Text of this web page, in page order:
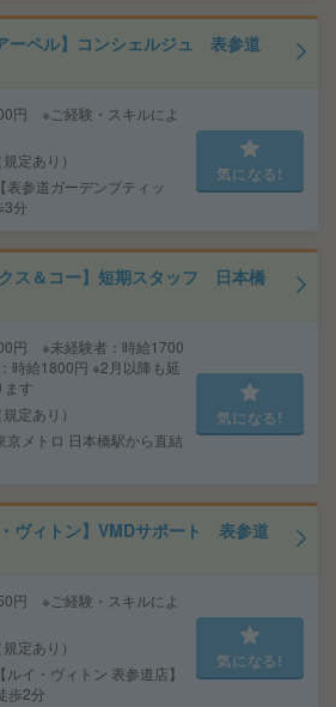
ーペル】コンシェルジュ 表参道
円 ※ご経験・スキルによ
定あり）
参道ガーデンブティッ
3分
気になる!
ス＆コー】短期スタッフ 日本橋
円 ※未経験者：時給1700
時給1800円 ※2月以降も延
ます
定あり）
メトロ 日本橋駅から直結
気になる!
ヴィトン】VMDサポート 表参道
円 ※ご経験・スキルによ
定あり）
イ・ヴィトン 表参道店】
歩2分
気になる!